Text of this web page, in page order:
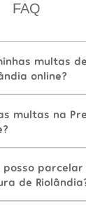
FAQ
multas
online?
multas na
posso parcelar
de